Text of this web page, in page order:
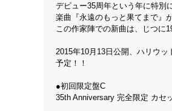
デビュー35周年という年に特別
楽曲『永遠のもっと果てまで』
この作家陣での新曲は、じつに
2015年10月13日公開、ハリウ
予定！！
●初回限定盤C
35th Anniversary 完全限定 カセ